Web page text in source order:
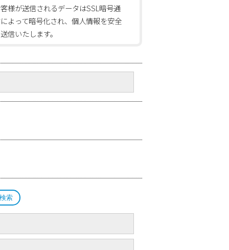
様が送信されるデータはSSL暗号通
よって暗号化され、個人情報を安全
信いたします。
索